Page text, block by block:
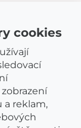
.
cookies
a reklam,